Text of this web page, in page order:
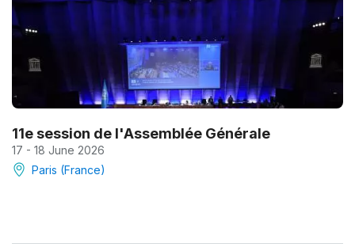
11e session de l'Assemblée Générale
17 - 18 June 2026
Paris (France)